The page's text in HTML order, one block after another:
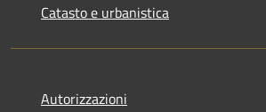
Catasto e urbanistica
Autorizzazioni